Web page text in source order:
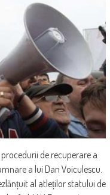
de recuperare a
a lui Dan Voiculescu.
al atleților statului de